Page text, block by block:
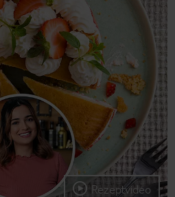
Rezeptvideo